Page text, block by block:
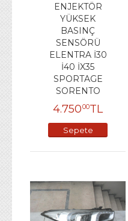
ENJEKTÖR
YÜKSEK
BASINÇ
SENSÖRÜ
ELENTRA İ30
İ40 İX35
SPORTAGE
SORENTO
4.75000TL
Sepete